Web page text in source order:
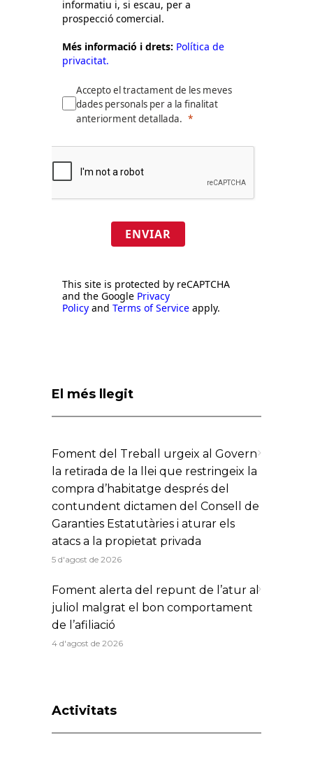
informatiu i, si escau, per a
prospecció comercial.
Més informació i drets: Política de
privacitat.
Accepto el tractament de les meves
dades personals per a la finalitat
anteriorment detallada.
ENVIAR
This site is protected by reCAPTCHA
and the Google Privacy
Policy and Terms of Service apply.
El més llegit
Foment del Treball urgeix al Govern
la retirada de la llei que restringeix la
compra d’habitatge després del
contundent dictamen del Consell de
Garanties Estatutàries i aturar els
atacs a la propietat privada
5 d'agost de 2026
Foment alerta del repunt de l’atur al
juliol malgrat el bon comportament
de l’afiliació
4 d'agost de 2026
Activitats